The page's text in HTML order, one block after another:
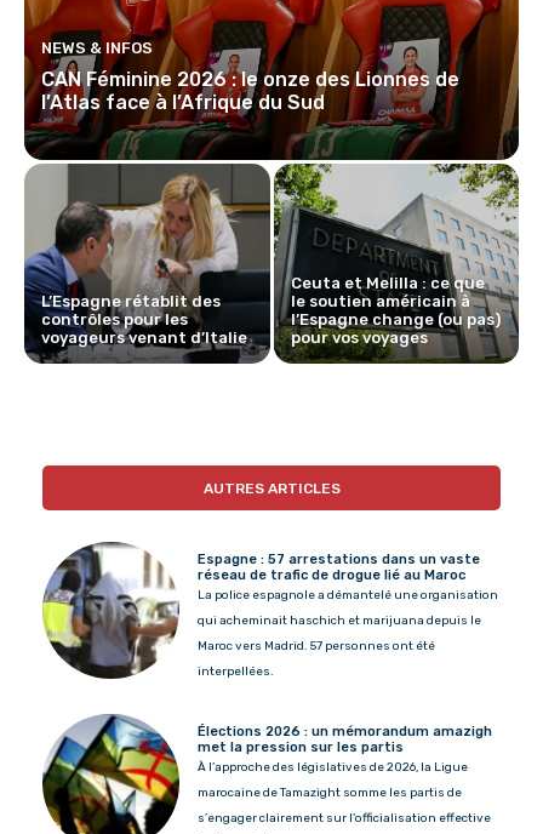
NEWS & INFOS
CAN Féminine 2026 : le onze des Lionnes de
l’Atlas face à l’Afrique du Sud
L’Espagne rétablit des
contrôles pour les
voyageurs venant d’Italie
Ceuta et Melilla : ce que
le soutien américain à
l’Espagne change (ou pas)
pour vos voyages
AUTRES ARTICLES
Espagne : 57 arrestations dans un vaste
réseau de trafic de drogue lié au Maroc
La police espagnole a démantelé une organisation
qui acheminait haschich et marijuana depuis le
Maroc vers Madrid. 57 personnes ont été
interpellées.
Élections 2026 : un mémorandum amazigh
met la pression sur les partis
À l’approche des législatives de 2026, la Ligue
marocaine de Tamazight somme les partis de
s’engager clairement sur l’officialisation effective